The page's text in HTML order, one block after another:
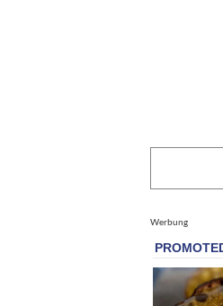
Werbung